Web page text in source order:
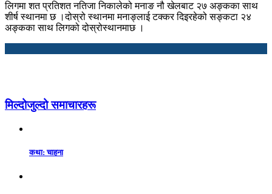
लिगमा शत प्रतिशत नतिजा निकालेको मनाङ नौ खेलबाट २७ अङ्कका साथ
शीर्ष स्थानमा छ ।दोस्रो स्थानमा मनाङ्लाई टक्कर दिइरहेको सङ्कटा २४
अङ्कका साथ लिगको दोस्रोस्थानमाछ ।
मिल्दोजुल्दो समाचारहरू
कथा: चाहना